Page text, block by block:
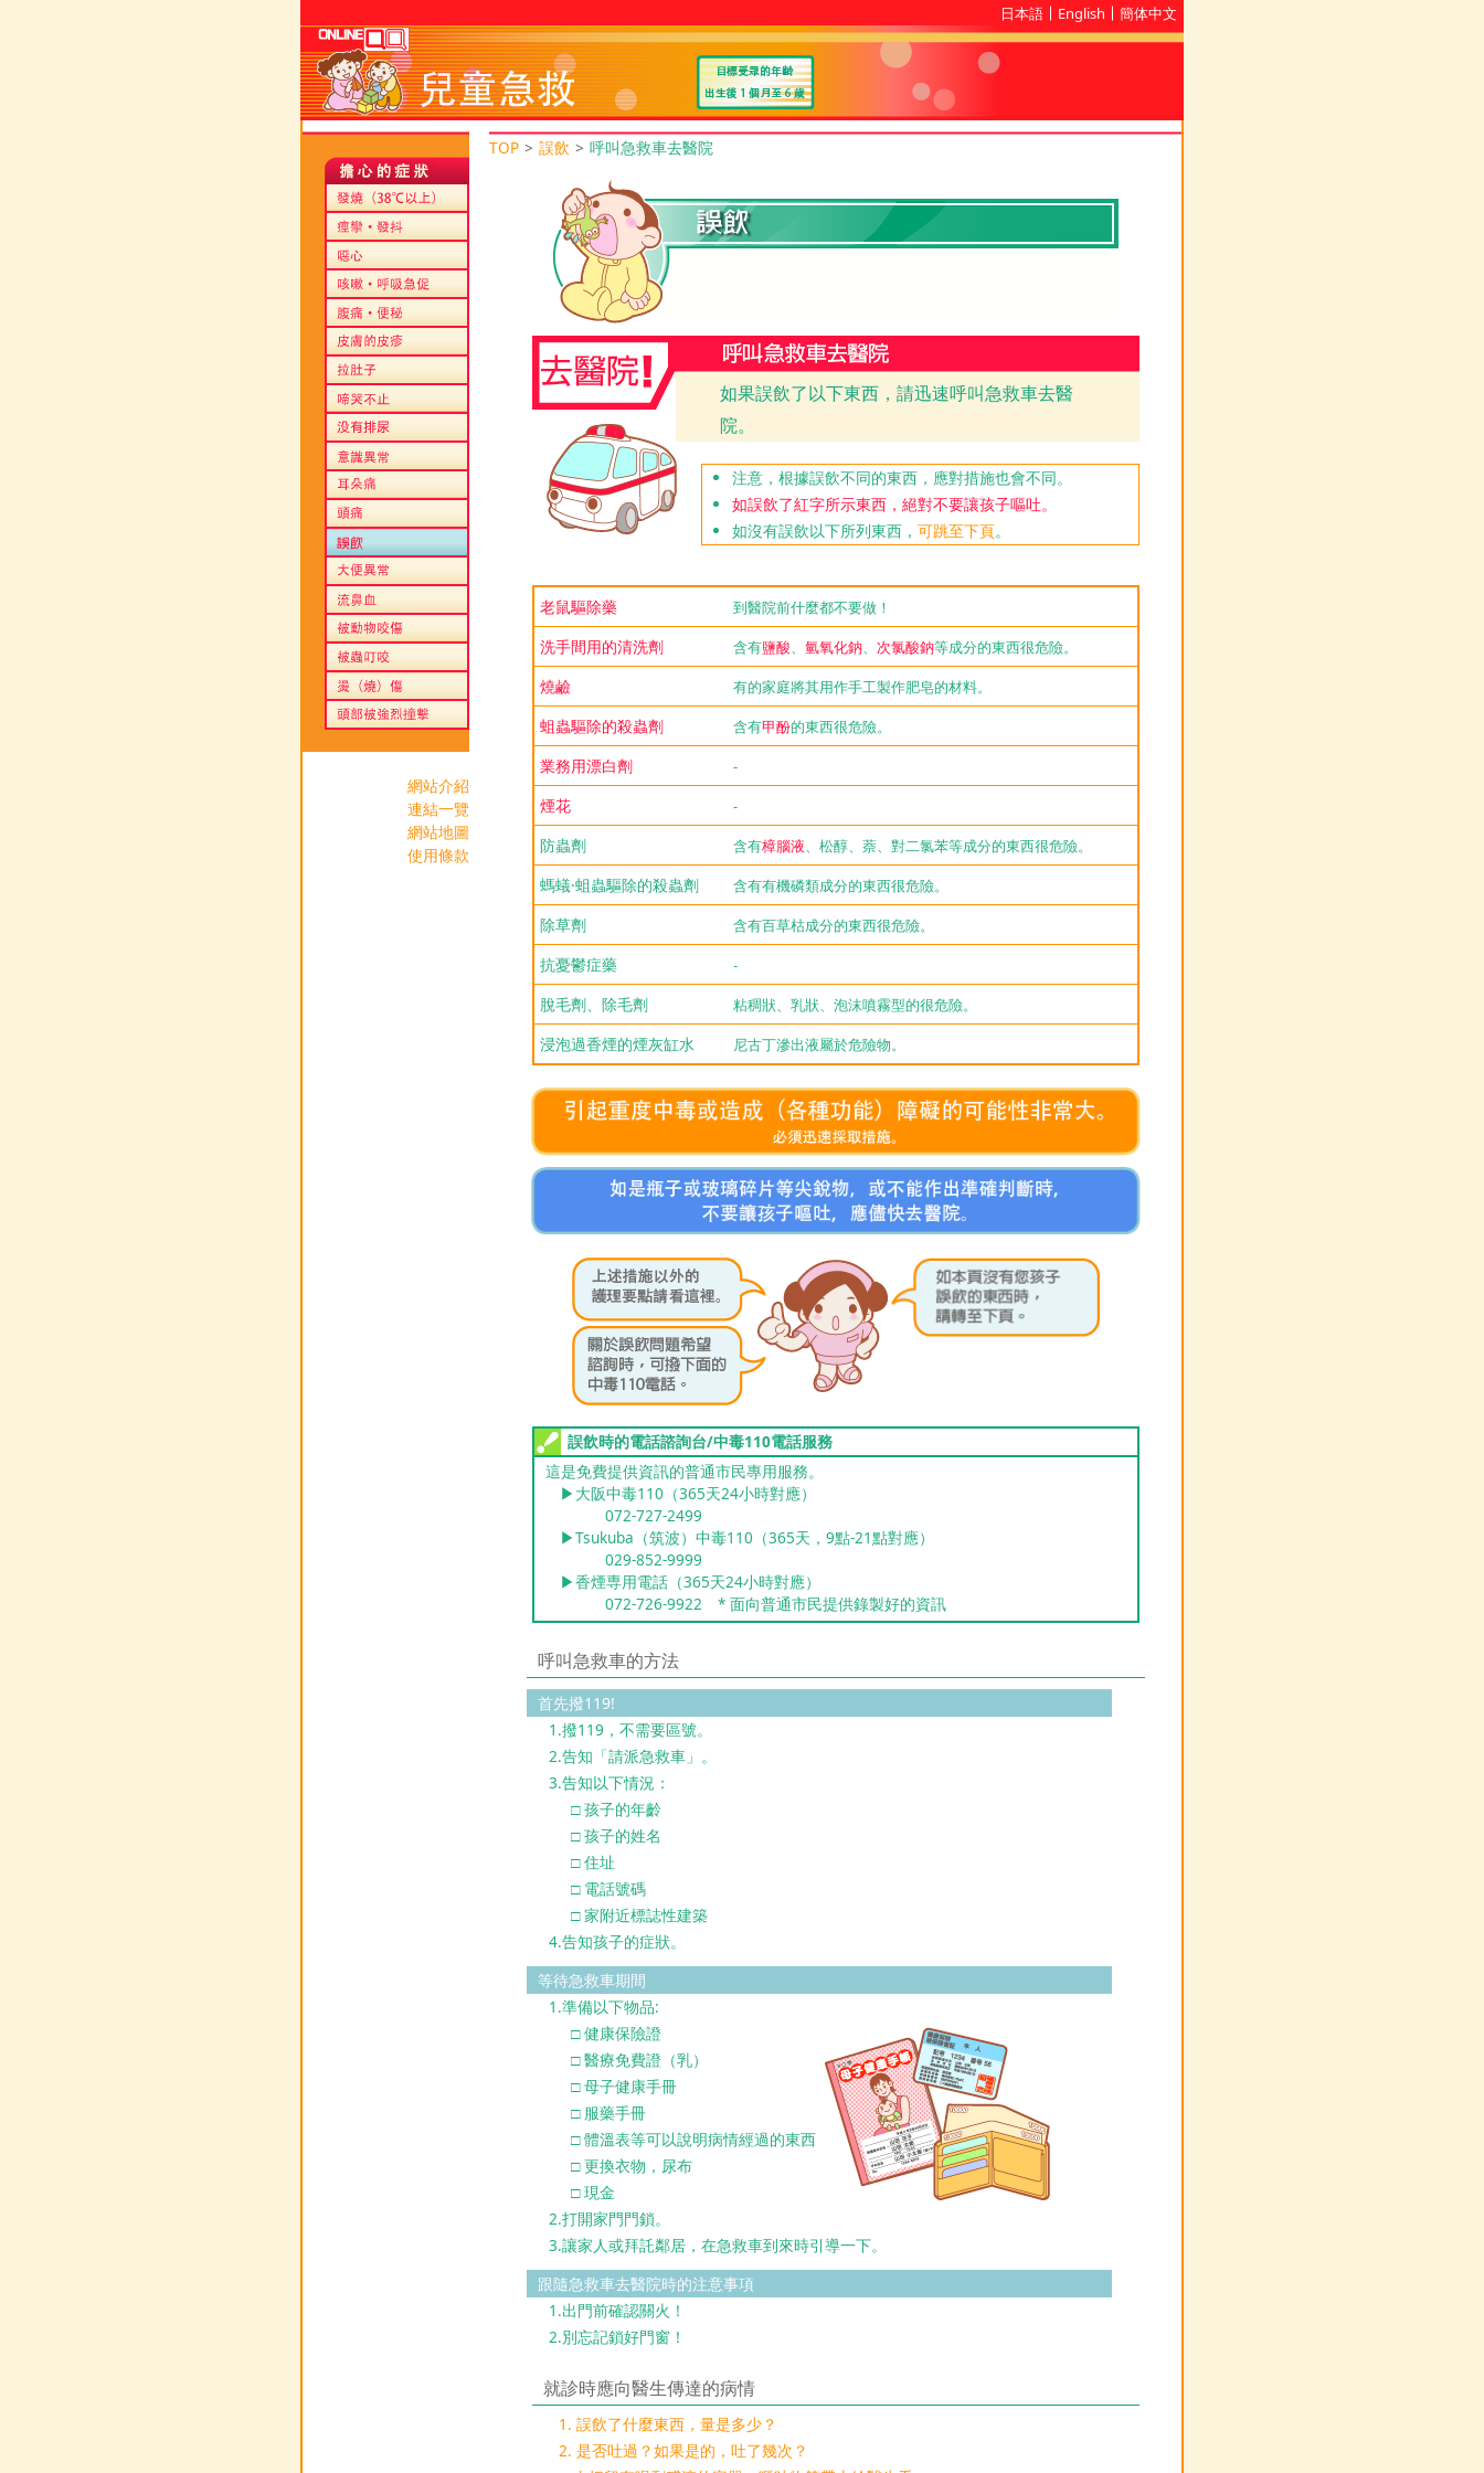
日本語 English 簡体中文
網站介紹
連結一覽
網站地圖
使用條款
TOP > 誤飲 > 呼叫急救車去醫院
如果誤飲了以下東西，請迅速呼叫急救車去醫
院。
注意，根據誤飲不同的東西，應對措施也會不同。
如誤飲了紅字所示東西，絕對不要讓孩子嘔吐。
如沒有誤飲以下所列東西， 可跳至下頁。
老鼠驅除藥 到醫院前什麼都不要做！
洗手間用的清洗劑 含有鹽酸 氫氧化鈉、 次氯酸鈉等成分的東西很危險。
燒鹼 有的家庭將其用作手工製作肥皂的材料。
蛆蟲驅除的殺蟲劑 含有甲酚的東西很危險。
業務用漂白劑 -
煙花 -
防蟲劑 含有樟腦液 、松醇、萘、對二氯苯等成分的東西很危險。
螞蟻·蛆蟲驅除的殺蟲劑 含有有機磷類成分的東西很危險。
除草劑 含有百草枯成分的東西很危險。
抗憂鬱症藥 -
脫毛劑、除毛劑 粘稠狀、乳狀、泡沫噴霧型的很危險。
浸泡過香煙的煙灰缸水 尼古丁滲出液屬於危險物。
誤飲時的電話諮詢台/中毒110電話服務
這是免費提供資訊的普通市民專用服務。
▶大阪中毒110（365天24小時對應）
072-727-2499
▶Tsukuba（筑波）中毒110（365天，9點-21點對應）
029-852-9999
▶香煙専用電話（365天24小時對應）
072-726-9922 * 面向普通市民提供錄製好的資訊
呼叫急救車的方法
首先撥119!
1.撥119，不需要區號。
2.告知「請派急救車」。
3.告知以下情況：
□ 孩子的年齡
□ 孩子的姓名
□ 住址
□ 電話號碼
□ 家附近標誌性建築
4.告知孩子的症狀。
等待急救車期間
1.準備以下物品:
□ 健康保險證
□ 醫療免費證（乳）
□ 母子健康手冊
□ 服藥手冊
□ 體溫表等可以說明病情經過的東西
□ 更換衣物，尿布
□ 現金
2.打開家門門鎖。
3.讓家人或拜託鄰居，在急救車到來時引導一下。
跟隨急救車去醫院時的注意事項
1.出門前確認關火！
2.別忘記鎖好門窗！
就診時應向醫生傳達的病情
誤飲了什麼東西，量是多少？
是否吐過？如果是的，吐了幾次？